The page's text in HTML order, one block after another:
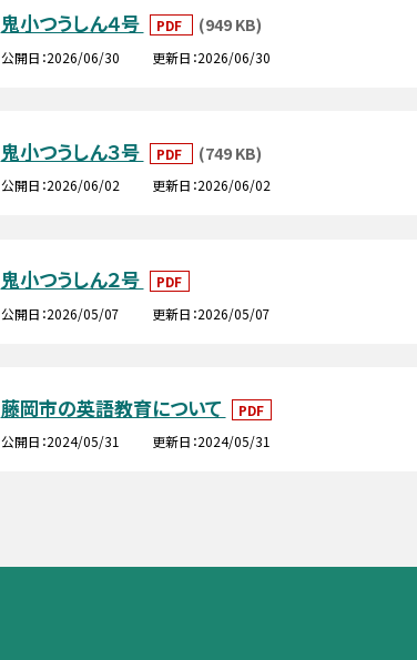
鬼小つうしん４号 PDF (949 KB)
公開日 2026/06/30 更新日 2026/06/30
鬼小つうしん３号 PDF (749 KB)
公開日 2026/06/02 更新日 2026/06/02
鬼小つうしん２号
PDF
公開日 2026/05/07 更新日 2026/05/07
藤岡市の英語教育について
PDF
公開日 2024/05/31 更新日 2024/05/31